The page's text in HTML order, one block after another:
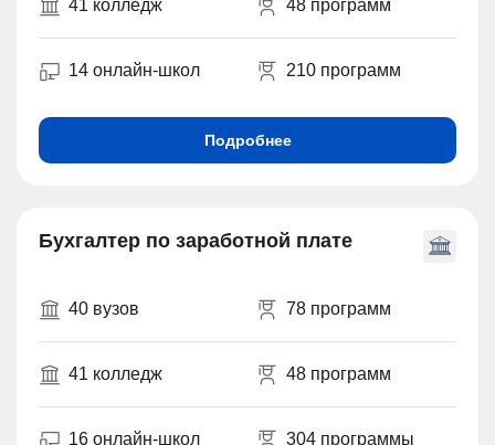
41 колледж 48 программ
14 онлайн-школ 210 программ
Подробнее
Бухгалтер по заработной плате
40 вузов 78 программ
41 колледж 48 программ
16 онлайн-школ 304 программы